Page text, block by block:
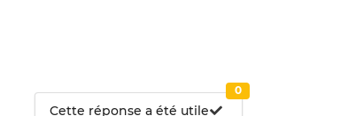
Cette réponse a été utile
0